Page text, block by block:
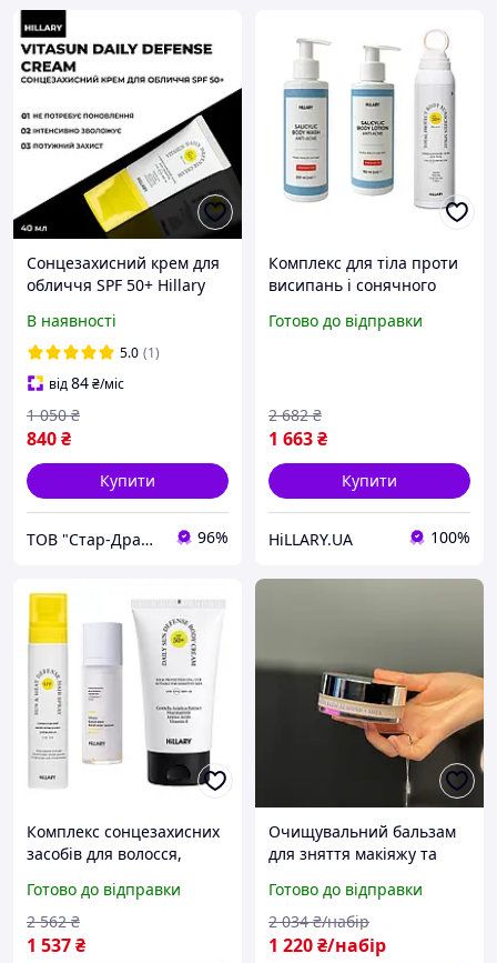
Сонцезахисний крем для
обличчя SPF 50+ Hillary
Cream, 40 мл
В наявності
5.0 (1)
від84₴/міс
840₴
1 050 ₴
Купити
ТОВ "Стар-Драйв" 96%
Комплекс для тіла проти
висипань і сонячного
Hillary Body Care Set for
Готово до відправки
1 663₴
2 682 ₴
Купити
HiLLARY.UA 100%
Комплекс сонцезахисних
засобів для волосся,
Protection Complex for
Hair, Face & Body
Готово до відправки
1 537₴
2 562 ₴
Очищувальний бальзам
для зняття макіяжу та
обличчя SPF 50
Готово до відправки
1 220₴/набір
2 034 ₴/набір